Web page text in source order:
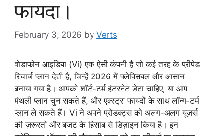
फायदा।
February 3, 2026 by Verts
वोडाफोन आइडिया (Vi) एक ऐसी कंपनी है जो कई तरह के प्रीपेड
रिचार्ज प्लान देती है, जिन्हें 2026 में फ्लेक्सिबल और आसान
बनाया गया है। आपको शॉर्ट-टर्म इंटरनेट डेटा चाहिए, या आप
मंथली प्लान चुन सकते हैं, और एक्स्ट्रा फायदों के साथ लॉन्ग-टर्म
प्लान ले सकते हैं। Vi ने अपने प्रोडक्ट्स को अलग-अलग यूज़र्स
की ज़रूरतों और बजट के हिसाब से डिज़ाइन किया है। इन